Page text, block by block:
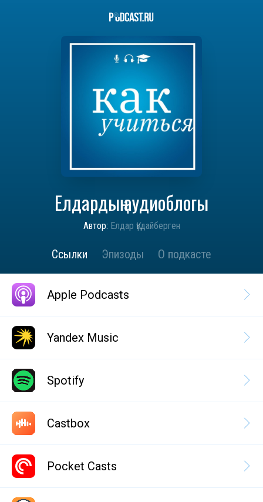
Елдардың аудиоблогы
Автор: Елдар Құдайберген
Ссылки Эпизоды О подкасте
Apple Podcasts
Yandex Music
Spotify
Castbox
Pocket Casts